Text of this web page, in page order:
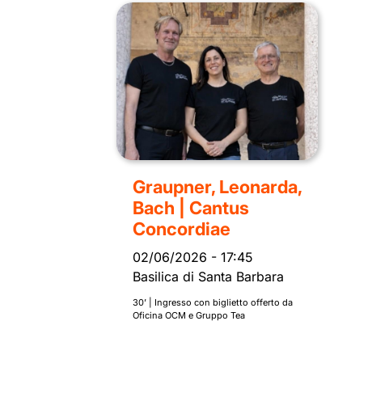
Graupner, Leonarda,
Bach | Cantus
Concordiae
02/06/2026 - 17:45
Basilica di Santa Barbara
30’ | Ingresso con biglietto offerto da
Oficina OCM e Gruppo Tea